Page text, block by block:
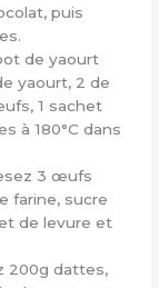
puis
de yaourt
yaourt, 2 de
1 sachet
à 180°C dans
3 œufs
farine, sucre
de levure et
200g dattes,